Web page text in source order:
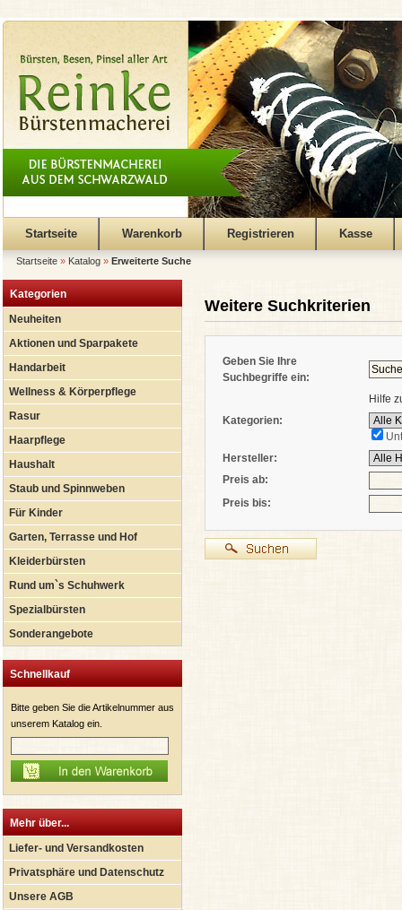
Startseite Warenkorb Registrieren Kasse
Startseite » Katalog » Erweiterte Suche
Kategorien
Neuheiten
Aktionen und Sparpakete
Handarbeit
Wellness & Körperpflege
Rasur
Haarpflege
Haushalt
Staub und Spinnweben
Für Kinder
Garten, Terrasse und Hof
Kleiderbürsten
Rund um`s Schuhwerk
Spezialbürsten
Sonderangebote
Schnellkauf
Bitte geben Sie die Artikelnummer aus
unserem Katalog ein.
Mehr über...
Liefer- und Versandkosten
Privatsphäre und Datenschutz
Unsere AGB
Weitere Suchkriterien
Geben Sie Ihre
Suchbegriffe ein:
Hilfe
Kategorien:
Hersteller:
Preis ab:
Preis bis: